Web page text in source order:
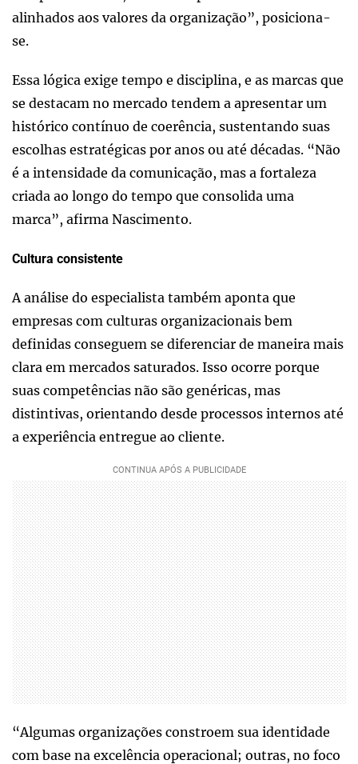
alinhados aos valores da organização”, posiciona-
se.
Essa lógica exige tempo e disciplina, e as marcas que
se destacam no mercado tendem a apresentar um
histórico contínuo de coerência, sustentando suas
escolhas estratégicas por anos ou até décadas. “Não
é a intensidade da comunicação, mas a fortaleza
criada ao longo do tempo que consolida uma
marca”, afirma Nascimento.
Cultura consistente
A análise do especialista também aponta que
empresas com culturas organizacionais bem
definidas conseguem se diferenciar de maneira mais
clara em mercados saturados. Isso ocorre porque
suas competências não são genéricas, mas
distintivas, orientando desde processos internos até
a experiência entregue ao cliente.
“Algumas organizações constroem sua identidade
com base na excelência operacional; outras, no foco